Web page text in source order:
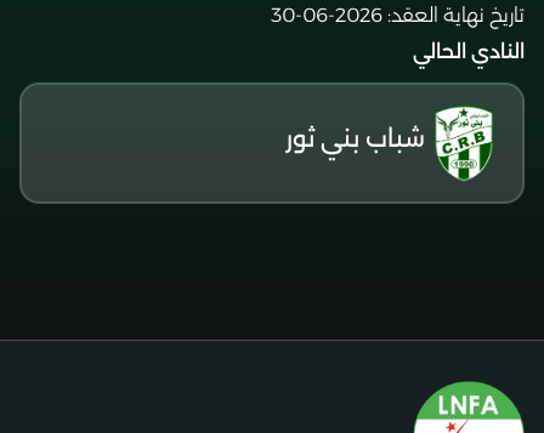
تاريخ نهاية العقد: 2026-06-30
النادي الحالي
شباب بني ثور